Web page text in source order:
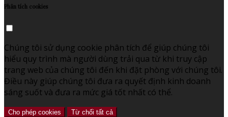
Phân tích cookies
Chúng tôi sử dụng cookie phân tích để giúp chúng tôi
hiểu quy trình mà người dùng trải qua từ khi truy cập
trang web của chúng tôi đến khi đặt phòng với chúng tôi.
Điều này giúp chúng tôi đưa ra quyết định kinh doanh
sáng suốt và đưa ra mức giá tốt nhất có thể.
Cho phép cookies Từ chối tất cả